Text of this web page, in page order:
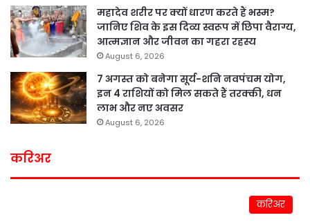
महादेव शरीर पर क्यों धारण करते हैं भस्म?
जानिए शिव के इस दिव्य स्वरूप में छिपा वैराग्य,
आत्मज्ञान और जीवन का गहरा रहस्य
August 6, 2026
7 अगस्त को बनेगा सूर्य-शनि नवपंचम योग,
इन 4 राशियों को मिल सकते हैं तरक्की, धन
लाभ और नए अवसर
August 6, 2026
करिअर
करिअर